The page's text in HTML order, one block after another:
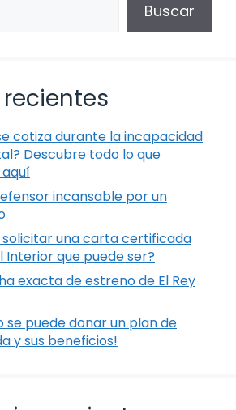
Buscar
cotiza durante la incapacidad
Descubre todo lo que
incansable por un
solicitar una carta certificada
Interior que puede ser?
exacta de estreno de El Rey
se puede donar un plan de
y sus beneficios!